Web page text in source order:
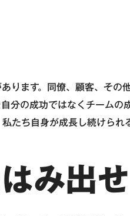
ります。同僚、顧客、その
分の成功ではなくチームの
たち自身が成長し続けられ
み出せ